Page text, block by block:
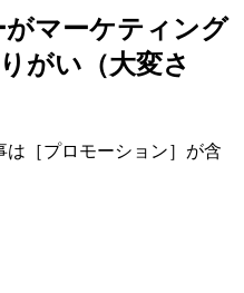
マーケティング
がい（大変さ
［プロモーション］が含